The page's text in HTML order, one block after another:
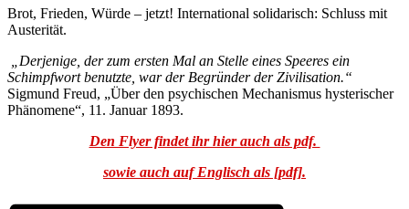
Brot, Frieden, Würde – jetzt! International solidarisch: Schluss mit
Austerität.
„Derjenige, der zum ersten Mal an Stelle eines Speeres ein
Schimpfwort benutzte, war der Begründer der Zivilisation.“
Sigmund Freud, „Über den psychischen Mechanismus hysterischer
Phänomene“, 11. Januar 1893.
Den Flyer findet ihr hier auch als pdf.
sowie auch auf Englisch als [pdf].